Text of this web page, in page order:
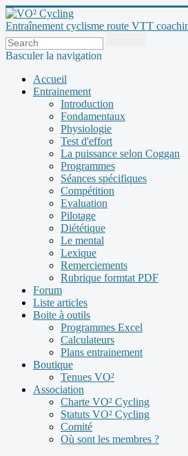
Entraînement cyclisme route VTT
Basculer la navigation
Accueil
Entrainement
Introduction
Fondamentaux
Physiologie
Test d'effort
La puissance selon Coggan
Programmes
Séances spécifiques
Compétition
Evaluation
Pilotage
Diététique
Le mental
Lexique
Remerciements
Rubrique formtat PDF
Forum
Liste articles
Boite à outils
Programmes Excel
Calculateurs
Plans entrainement
Boutique
Tenues VO²
Association
Charte VO² Cycling
Statuts VO² Cycling
Comité
Où sont les membres ?